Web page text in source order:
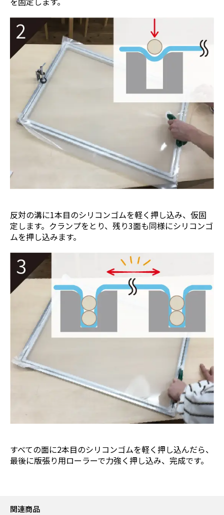
反対の溝に1本目のシリコンゴムを軽く押し込み、仮固
定します。クランプをとり、残り3面も同様にシリコンゴ
ムを押し込みます。
すべての面に2本目のシリコンゴムを軽く押し込んだら、
最後に版張り用ローラーで力強く押し込み、完成です。
関連商品